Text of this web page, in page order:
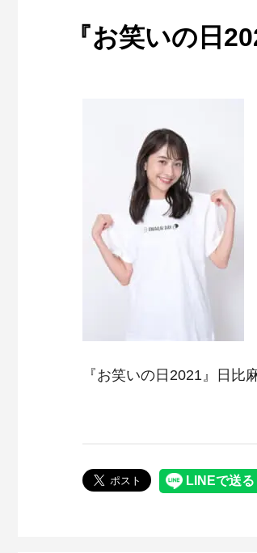
『お笑いの日
『お笑いの日2021』日比